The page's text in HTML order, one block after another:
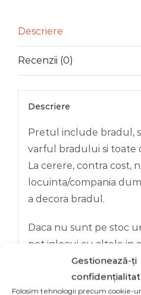
Gestionează-ți
Folosim tehnologii precum cookie-
CRACIUNITA
2.40
M
Descriere
Recenzii (0)
Descriere
Pretul include bradul,
varful bradului si toate
La cerere, contra cost,
locuinta/compania
a decora bradul.
Daca nu sunt pe stoc
pot inlocui cu altele in
Decoratiunile extra se
de pe site.